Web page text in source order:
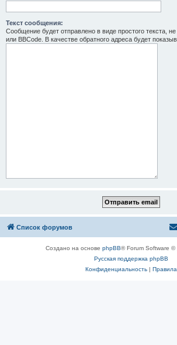
Текст сообщения:
Сообщение будет отправлено в виде простого текста, не
или BBCode. В качестве обратного адреса будет
Список форумов
Создано на основе phpBB® Forum Software ©
Русская поддержка phpBB
Конфиденциальность| Правила